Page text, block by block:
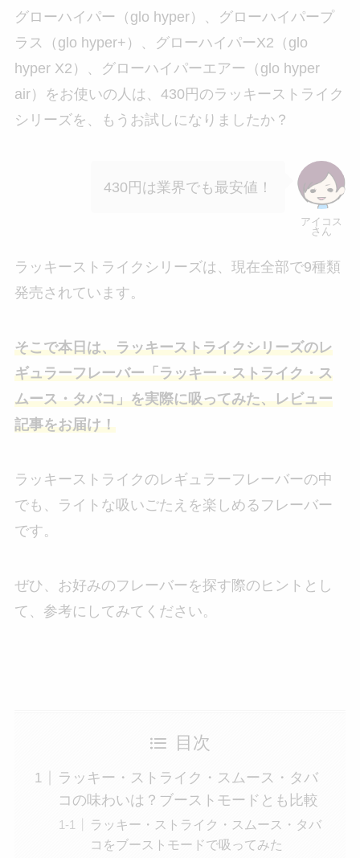
グローハイパー（glo hyper）、グローハイパープ
ラス（glo hyper+）、グローハイパーX2（glo
hyper X2）、グローハイパーエアー（glo hyper
air）をお使いの人は、430円のラッキーストライク
シリーズを、もうお試しになりましたか？
アイコス
さん
430円は業界でも最安値！
ラッキーストライクシリーズは、現在全部で9種類
発売されています。
そこで本日は、ラッキーストライクシリーズのレ
ギュラーフレーバー「ラッキー・ストライク・ス
ムース・タバコ」を実際に吸ってみた、レビュー
記事をお届け！
ラッキーストライクのレギュラーフレーバーの中
でも、ライトな吸いごたえを楽しめるフレーバー
です。
ぜひ、お好みのフレーバーを探す際のヒントとし
て、参考にしてみてください。
目次
ラッキー・ストライク・スムース・タバ
コの味わいは？ブーストモードとも比較
ラッキー・ストライク・スムース・タバ
コをブーストモードで吸ってみた